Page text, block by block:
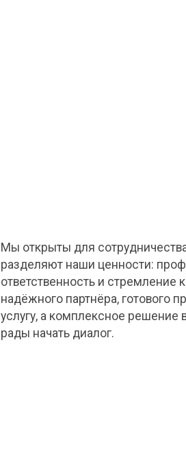
Мы открыты для
разделяют наши ценности:
ответственность и стремление
надёжного партнёра, готового
услугу, а комплексное
рады начать диалог.